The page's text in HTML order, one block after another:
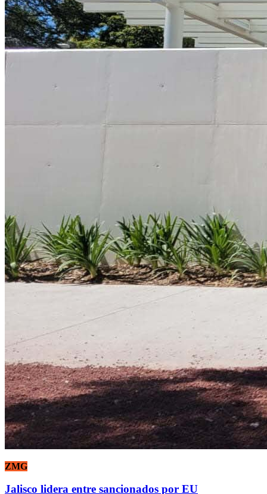
ZMG
Jalisco lidera entre sancionados por EU